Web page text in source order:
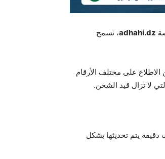
adhahi.dz، تسمح
على مختلف الأرقام
لا تزال قيد الشحن.
دقيقة يتم تحديثها بشكل